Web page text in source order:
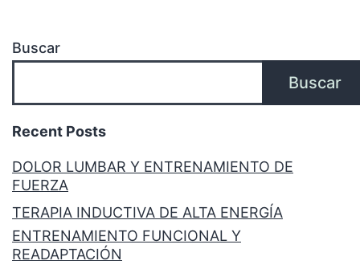
Buscar
Buscar
Recent Posts
DOLOR LUMBAR Y ENTRENAMIENTO DE
FUERZA
TERAPIA INDUCTIVA DE ALTA ENERGÍA
ENTRENAMIENTO FUNCIONAL Y
READAPTACIÓN